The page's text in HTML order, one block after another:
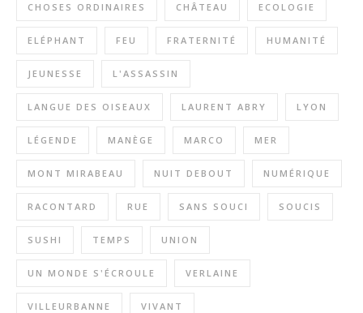
CHOSES ORDINAIRES CHÂTEAU ECOLOGIE
ELÉPHANT FEU FRATERNITÉ HUMANITÉ
JEUNESSE L'ASSASSIN
LANGUE DES OISEAUX LAURENT ABRY LYON
LÉGENDE MANÈGE MARCO MER
MONT MIRABEAU NUIT DEBOUT NUMÉRIQUE
RACONTARD RUE SANS SOUCI SOUCIS
SUSHI TEMPS UNION
UN MONDE S'ÉCROULE VERLAINE
VILLEURBANNE VIVANT